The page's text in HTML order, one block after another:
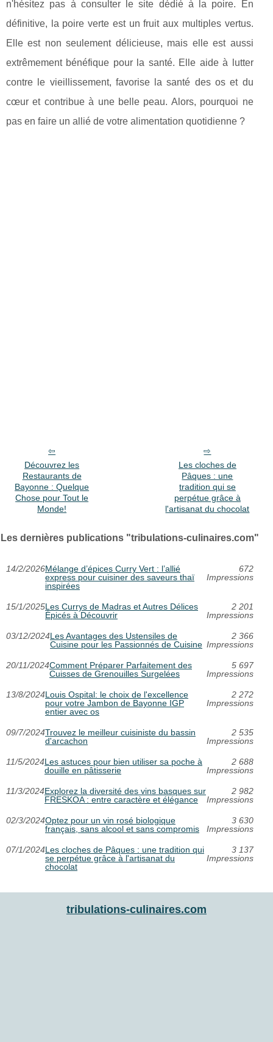
n'hésitez pas à consulter le site dédié à la poire. En
définitive, la poire verte est un fruit aux multiples vertus.
Elle est non seulement délicieuse, mais elle est aussi
extrêmement bénéfique pour la santé. Elle aide à lutter
contre le vieillissement, favorise la santé des os et du
cœur et contribue à une belle peau. Alors, pourquoi ne
pas en faire un allié de votre alimentation quotidienne ?
Découvrez les
Restaurants de
Bayonne : Quelque
Chose pour Tout le
Monde!
Les cloches de
Pâques : une
tradition qui se
perpétue grâce à
l'artisanat du chocolat
Les dernières publications "tribulations-culinaires.com"
14/2/2026Mélange d’épices Curry Vert : l’allié
express pour cuisiner des saveurs thaï
inspirées
672
Impressions
15/1/2025Les Currys de Madras et Autres Délices
Épicés à Découvrir
2 201
Impressions
03/12/2024Les Avantages des Ustensiles de
Cuisine pour les Passionnés de Cuisine
2 366
Impressions
20/11/2024Comment Préparer Parfaitement des
Cuisses de Grenouilles Surgelées
5 697
Impressions
13/8/2024Louis Ospital: le choix de l'excellence
pour votre Jambon de Bayonne IGP
entier avec os
2 272
Impressions
09/7/2024Trouvez le meilleur cuisiniste du bassin
d'arcachon
2 535
Impressions
11/5/2024Les astuces pour bien utiliser sa poche à
douille en pâtisserie
2 688
Impressions
11/3/2024Explorez la diversité des vins basques sur
FRESKOA : entre caractère et élégance
2 982
Impressions
02/3/2024Optez pour un vin rosé biologique
français, sans alcool et sans compromis
3 630
Impressions
07/1/2024Les cloches de Pâques : une tradition qui
se perpétue grâce à l'artisanat du
chocolat
3 137
Impressions
tribulations-culinaires.com